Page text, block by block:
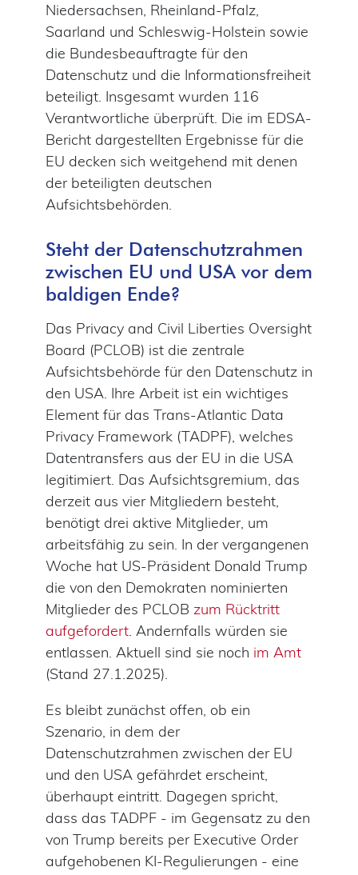
Niedersachsen, Rheinland-Pfalz,
Saarland und Schleswig-Holstein sowie
die Bundesbeauftragte für den
Datenschutz und die Informationsfreiheit
beteiligt. Insgesamt wurden 116
Verantwortliche überprüft. Die im EDSA-
Bericht dargestellten Ergebnisse für die
EU decken sich weitgehend mit denen
der beteiligten deutschen
Aufsichtsbehörden.
Steht der Datenschutzrahmen
zwischen EU und USA vor dem
baldigen Ende?
Das Privacy and Civil Liberties Oversight
Board (PCLOB) ist die zentrale
Aufsichtsbehörde für den Datenschutz in
den USA. Ihre Arbeit ist ein wichtiges
Element für das Trans-Atlantic Data
Privacy Framework (TADPF), welches
Datentransfers aus der EU in die USA
legitimiert. Das Aufsichtsgremium, das
derzeit aus vier Mitgliedern besteht,
benötigt drei aktive Mitglieder, um
arbeitsfähig zu sein. In der vergangenen
Woche hat US-Präsident Donald Trump
die von den Demokraten nominierten
Mitglieder des PCLOB zum Rücktritt
aufgefordert. Andernfalls würden sie
entlassen. Aktuell sind sie noch im Amt
(Stand 27.1.2025).
Es bleibt zunächst offen, ob ein
Szenario, in dem der
Datenschutzrahmen zwischen der EU
und den USA gefährdet erscheint,
überhaupt eintritt. Dagegen spricht,
dass das TADPF - im Gegensatz zu den
von Trump bereits per Executive Order
aufgehobenen KI-Regulierungen - eine